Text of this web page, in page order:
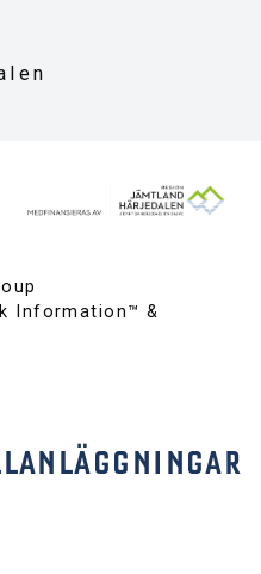
Information™ &